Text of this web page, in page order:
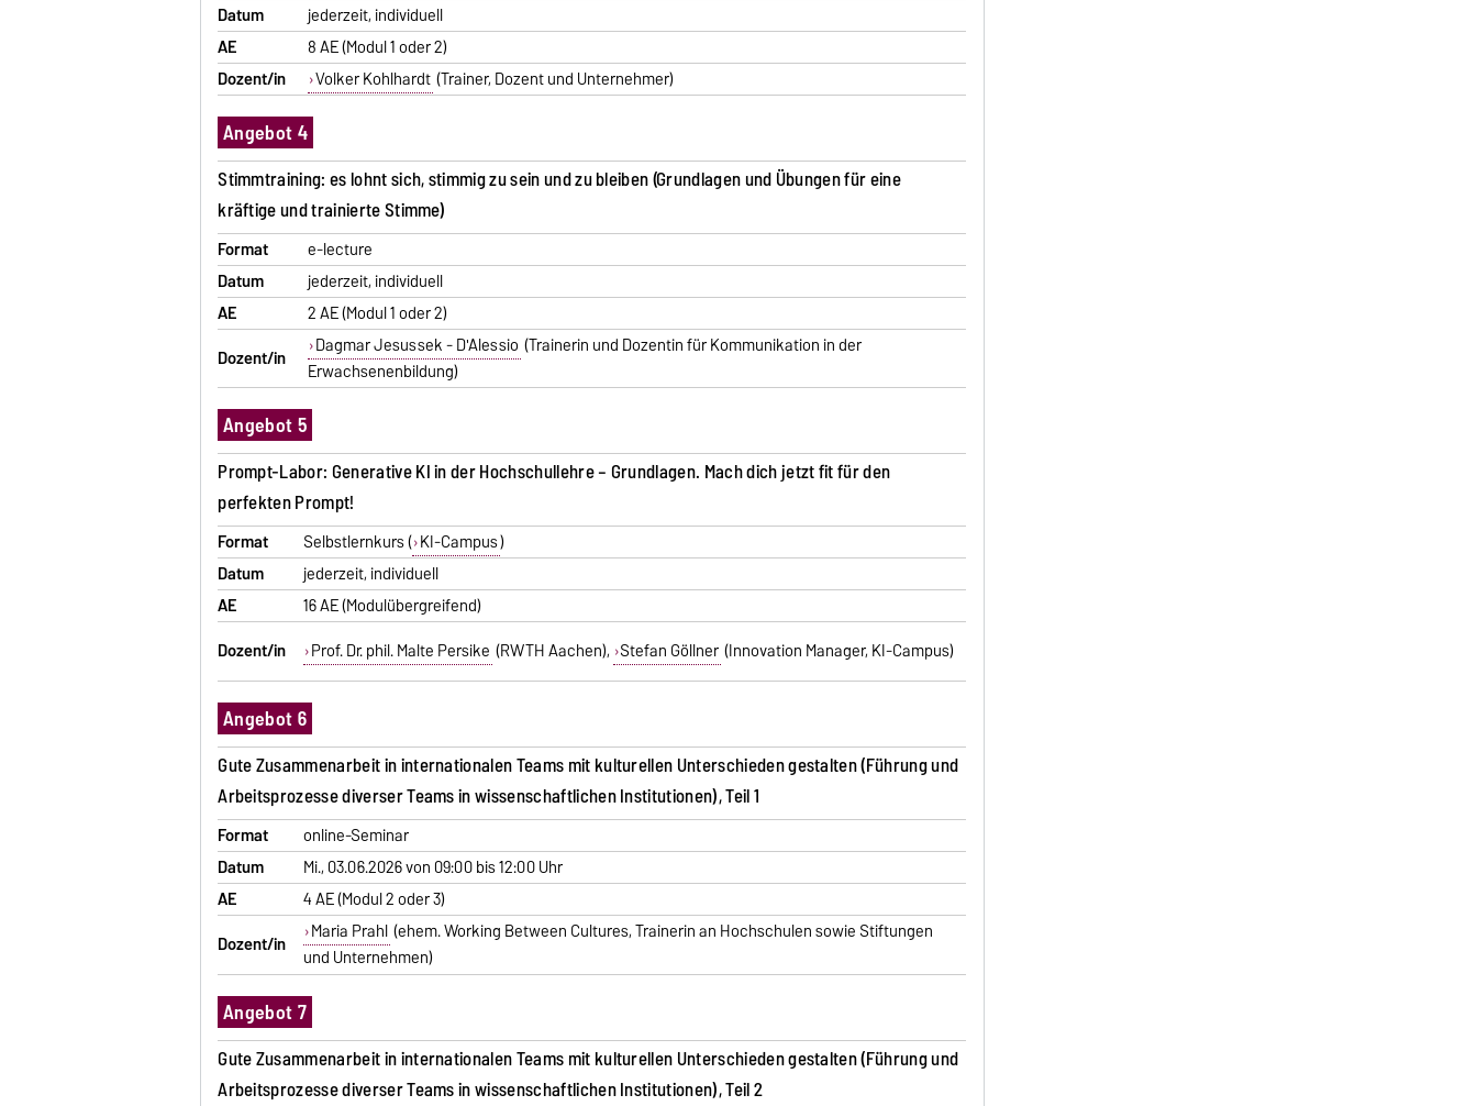
Datum
jederzeit, individuell
AE
8 AE (Modul 1 oder 2)
Dozent/in
Volker Kohlhardt (Trainer, Dozent und Unternehmer)
Angebot 4
Stimmtraining: es lohnt sich, stimmig zu sein und zu bleiben (Grundlagen und Übungen für eine
kräftige und trainierte Stimme)
Format
e-lecture
Datum
jederzeit, individuell
AE
2 AE (Modul 1 oder 2)
Dozent/in
Dagmar Jesussek - D'Alessio (Trainerin und Dozentin für Kommunikation in der
Erwachsenenbildung)
Angebot 5
Prompt-Labor: Generative KI in der Hochschullehre – Grundlagen. Mach dich jetzt fit für den
perfekten Prompt!
Format Selbstlernkurs ( KI-Campus)
Datum
jederzeit, individuell
AE
16 AE (Modulübergreifend)
Dozent/in
Prof. Dr. phil. Malte Persike (RWTH Aachen), Stefan Göllner (Innovation Manager, KI-Campus)
Angebot 6
Gute Zusammenarbeit in internationalen Teams mit kulturellen Unterschieden gestalten (Führung und
Arbeitsprozesse diverser Teams in wissenschaftlichen Institutionen), Teil 1
Format
online-Seminar
Datum
Mi., 03.06.2026 von 09:00 bis 12:00 Uhr
AE
4 AE (Modul 2 oder 3)
Dozent/in
Maria Prahl (ehem. Working Between Cultures, Trainerin an Hochschulen sowie Stiftungen
und Unternehmen)
Angebot 7
Gute Zusammenarbeit in internationalen Teams mit kulturellen Unterschieden gestalten (Führung und
Arbeitsprozesse diverser Teams in wissenschaftlichen Institutionen), Teil 2